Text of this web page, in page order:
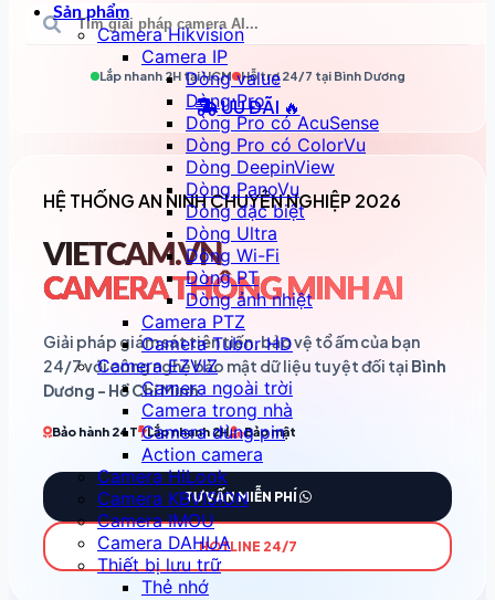
Sản phẩm
Camera Hikvision
Camera IP
Dòng value
Dòng Pro
Dòng Pro có AcuSense
Dòng Pro có ColorVu
Dòng DeepinView
Dòng PanoVu
Dòng đặc biệt
Dòng Ultra
Dòng Wi-Fi
Dòng PT
Dòng ảnh nhiệt
Camera PTZ
Camera Tubor HD
Camera EZVIZ
Camera ngoài trời
Camera trong nhà
Camera dùng pin
Action camera
Camera HiLook
Camera KBVISION
Camera IMOU
Camera DAHUA
Thiết bị lưu trữ
Thẻ nhớ
Lắp nhanh 2H tạiHCM Hỗ trợ 24/7 tại Bình Dương
ƯU ĐÃI 🔥
HỆ THỐNG AN NINH CHUYÊN NGHIỆP 2026
VIETCAM.VN
CAMERA THÔNG MINH AI
Giải pháp giám sát tiên tiến, bảo vệ tổ ấm của bạn
24/7 với công nghệ bảo mật dữ liệu tuyệt đối tại Bình
Dương - Hồ Chí Minh.
Bảo hành 24T Lắp nhanh 2H Bảo mật
TƯ VẤN MIỄN PHÍ
HOTLINE 24/7